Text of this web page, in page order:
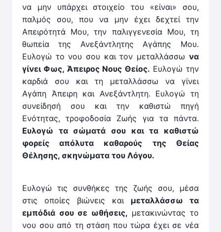
να μην υπάρχει στοιχείο του «είναι» σου,
παλμός σου, που να μην έχει δεχτεί την
Απειρότητά Μου, την παλιγγενεσία Μου, τη
θωπεία της Ανεξάντλητης Αγάπης Μου.
Ευλογώ το νου σου και τον μεταλλάσσω να
γίνει Φως, Άπειρος Νους Θείος. Ευλογώ την
καρδιά σου και τη μεταλλάσσω να γίνει
Αγάπη Άπειρη και Ανεξάντλητη. Ευλογώ τη
συνείδησή σου και την καθιστώ πηγή
Ενότητας, τροφοδοσία Ζωής για τα πάντα.
Ευλογώ τα σώματά σου και τα καθιστώ
φορείς απόλυτα καθαρούς της Θείας
Θέλησης, σκηνώματα του Λόγου.
Ευλογώ τις συνθήκες της ζωής σου, μέσα
στις οποίες βιώνεις και μεταλλάσσω τα
εμπόδιά σου σε ωθήσεις, μετακινώντας το
νου σου από τη στάση που τώρα έχει σε νέα